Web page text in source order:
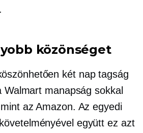
közönséget
két naptagság
Walmart manapság sokkal
az Amazon. Az egyedi
együtt ez azt